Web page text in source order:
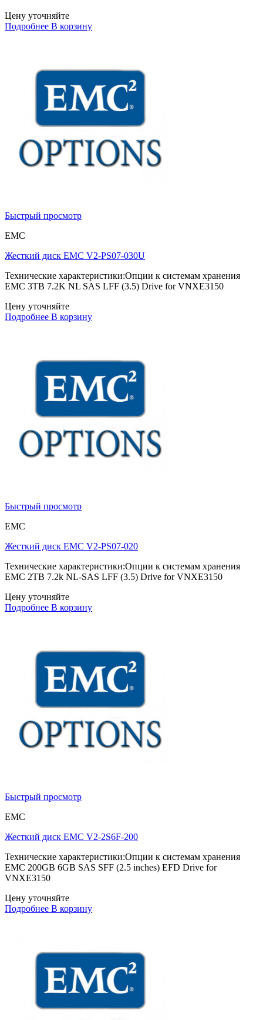
Цену уточняйте
Подробнее В корзину
Быстрый просмотр
EMC
Жесткий диск EMC V2-PS07-030U
Технические характеристики:Опции к системам хранения
EMC 3TB 7.2K NL SAS LFF (3.5) Drive for VNXE3150
Цену уточняйте
Подробнее В корзину
Быстрый просмотр
EMC
Жесткий диск EMC V2-PS07-020
Технические характеристики:Опции к системам хранения
EMC 2TB 7.2k NL-SAS LFF (3.5) Drive for VNXE3150
Цену уточняйте
Подробнее В корзину
Быстрый просмотр
EMC
Жесткий диск EMC V2-2S6F-200
Технические характеристики:Опции к системам хранения
EMC 200GB 6GB SAS SFF (2.5 inches) EFD Drive for
VNXE3150
Цену уточняйте
Подробнее В корзину